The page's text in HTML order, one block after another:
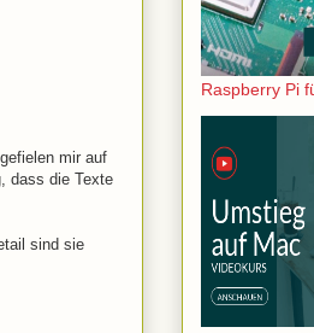
mir auf
dass die Texte
sind sie
Raspberry Pi